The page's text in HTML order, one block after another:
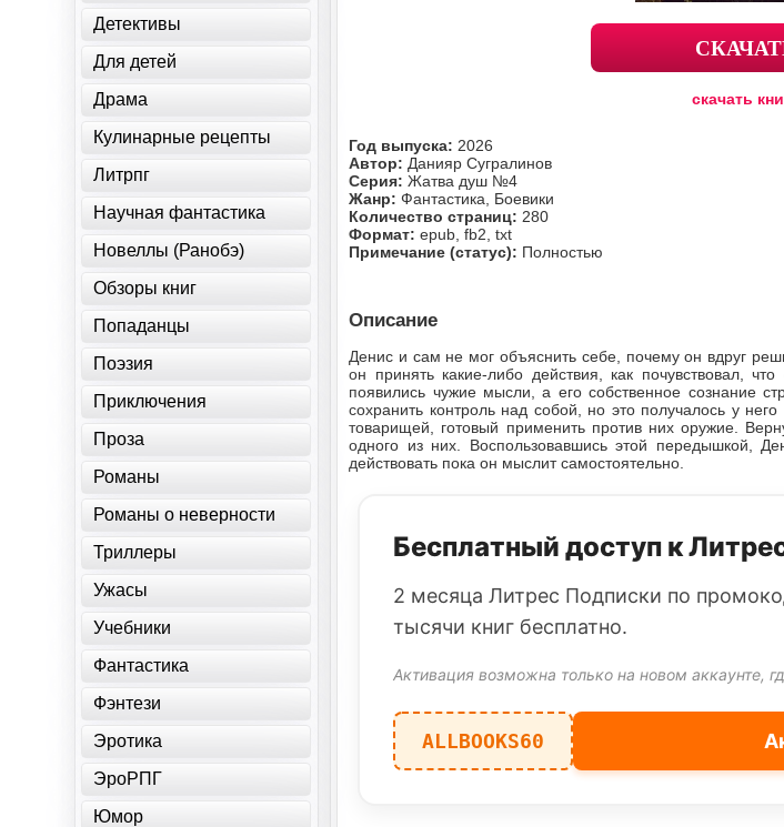
скачать
Год выпуска: 2026
Автор: Данияр Сугралинов
Серия:Жатва душ №4
Жанр:Фантастика, Боевики
Количество страниц: 280
Формат:epub, fb2, txt
Примечание (статус): Полностью
Описание
Денис и сам не мог объяснить себе, почему он вдруг
он принять какие-либо действия, как почувствовал,
появились чужие мысли, а его собственное сознание
сохранить контроль над собой, но это получалось у
товарищей, готовый применить против них оружие.
одного из них. Воспользовавшись этой передышкой,
действовать пока он мыслит самостоятельно.
Бесплатный доступ к
2 месяца Литрес Подписки по
тысячи книг бесплатно.
Активация возможна только на новом аккаунте,
ALLBOOKS60
Детективы
Для детей
Драма
Кулинарные рецепты
Литрпг
Научная фантастика
Новеллы (Ранобэ)
Обзоры книг
Попаданцы
Поэзия
Приключения
Проза
Романы
Романы о неверности
Триллеры
Ужасы
Учебники
Фантастика
Фэнтези
Эротика
ЭроРПГ
Юмор